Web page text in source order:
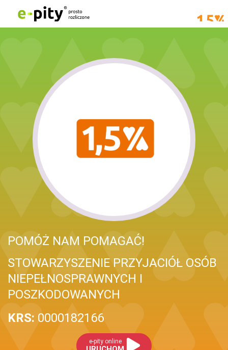
POMÓŻ NAM POMAGAĆ!
STOWARZYSZENIE PRZYJACIÓŁ OSÓB
NIEPEŁNOSPRAWNYCH I
POSZKODOWANYCH
KRS: 0000182166
e-pity online